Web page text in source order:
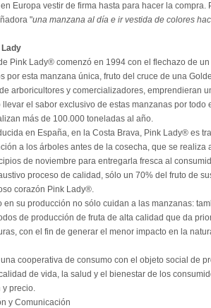
Europa vestir de firma hasta para hacer la
"una manzana al día e ir vestida de colores
Lady
Pink Lady® comenzó en 1994 con el flechazo de
por esta manzana única, fruto del cruce de una
arboricultores y comercializadores, emprendieran
el sabor exclusivo de estas manzanas por
más de 100.000 toneladas al año.
en España, en la Costa Brava, Pink Lady® es
a los árboles antes de la cosecha, que se realiza
de noviembre para entregarla fresca al
proceso de calidad, sólo un 70% del fruto de
corazón Pink Lady®.
en su producción no sólo cuidan a las manzanas:
de producción de fruta de alta calidad que da
con el fin de generar el menor impacto en la
una cooperativa de consumo con el objeto social de
de vida, la salud y el bienestar de los
y precio.
y Comunicación